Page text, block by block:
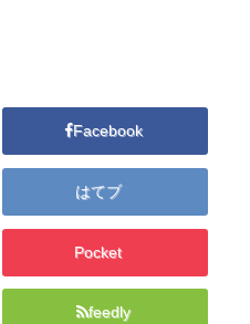
Facebook
はてブ
Pocket
feedly